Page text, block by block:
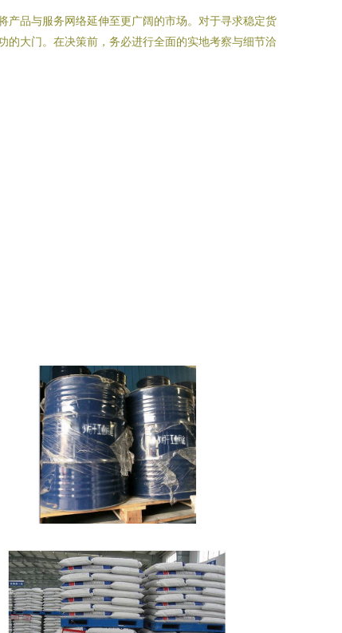
将产品与服务网络延伸至更广阔的市场。对于寻求稳定货
大门。在决策前，务必进行全面的实地考察与细节洽